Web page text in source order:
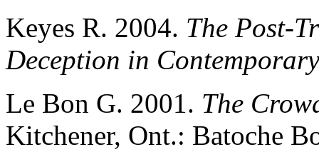
Keyes R. 2004. The Post-
Deception in
Le Bon G. 2001. The
Kitchener, Ont.: Batoche